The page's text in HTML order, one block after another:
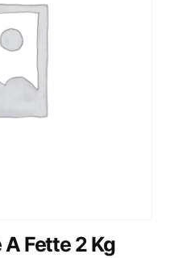
Fette 2 Kg